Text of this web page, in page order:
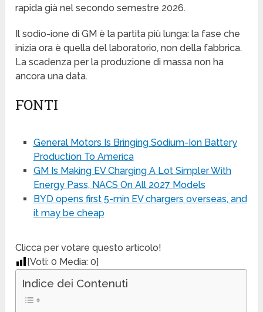
rapida già nel secondo semestre 2026.
Il sodio-ione di GM è la partita più lunga: la fase che
inizia ora è quella del laboratorio, non della fabbrica.
La scadenza per la produzione di massa non ha
ancora una data.
FONTI
General Motors Is Bringing Sodium-Ion Battery
Production To America
GM Is Making EV Charging A Lot Simpler With
Energy Pass, NACS On All 2027 Models
BYD opens first 5-min EV chargers overseas, and
it may be cheap
Clicca per votare questo articolo!
[Voti:0 Media:0]
Indice dei Contenuti